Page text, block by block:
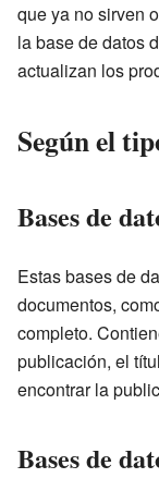
que ya no sirven
la base de datos
actualizan los
Según el
Bases de
Estas bases de
documentos,
completo.
publicación, el
encontrar la
Bases de